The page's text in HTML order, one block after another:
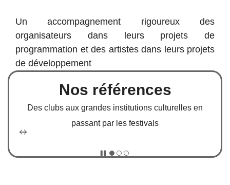
Un accompagnement rigoureux des
organisateurs dans leurs projets de
programmation et des artistes dans leurs projets
de développement
Nos références
Des clubs aux grandes institutions culturelles en
passant par les festivals